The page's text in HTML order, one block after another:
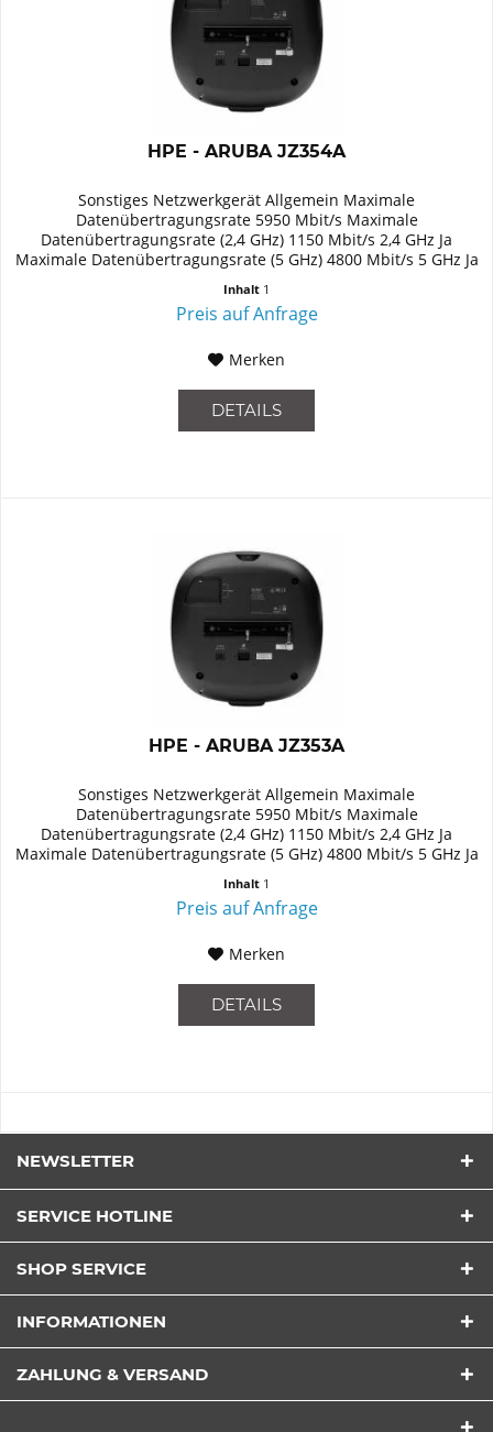
HPE - ARUBA JZ354A
Sonstiges Netzwerkgerät Allgemein Maximale
Datenübertragungsrate 5950 Mbit/s Maximale
Datenübertragungsrate (2,4 GHz) 1150 Mbit/s 2,4 GHz Ja
Maximale Datenübertragungsrate (5 GHz) 4800 Mbit/s 5 GHz Ja
Inhalt 1
Preis auf Anfrage
Merken
DETAILS
HPE - ARUBA JZ353A
Sonstiges Netzwerkgerät Allgemein Maximale
Datenübertragungsrate 5950 Mbit/s Maximale
Datenübertragungsrate (2,4 GHz) 1150 Mbit/s 2,4 GHz Ja
Maximale Datenübertragungsrate (5 GHz) 4800 Mbit/s 5 GHz Ja
Inhalt 1
Preis auf Anfrage
Merken
DETAILS
NEWSLETTER
SERVICE HOTLINE
SHOP SERVICE
INFORMATIONEN
ZAHLUNG & VERSAND